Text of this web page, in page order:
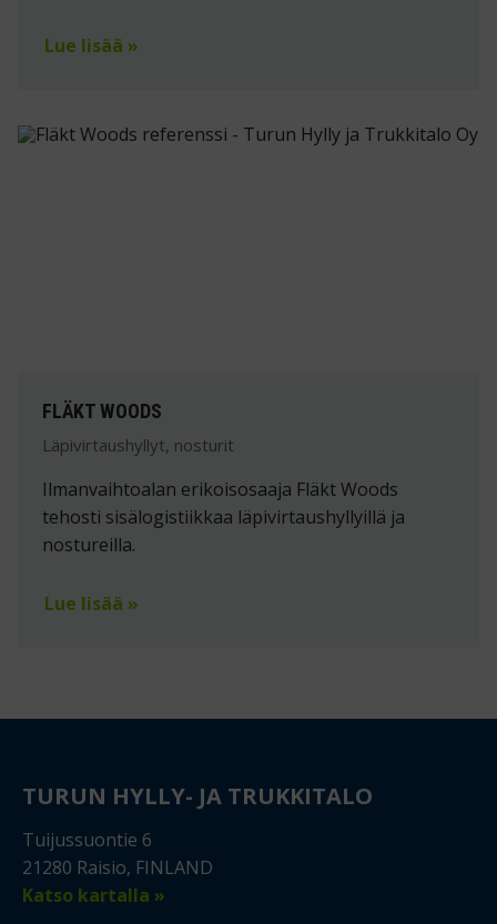
Lue lisää »
FLÄKT WOODS
Läpivirtaushyllyt, nosturit
Ilmanvaihtoalan erikoisosaaja Fläkt Woods
tehosti sisälogistiikkaa läpivirtaushyllyillä ja
nostureilla.
Lue lisää »
TURUN HYLLY- JA TRUKKITALO
Tuijussuontie 6
21280 Raisio, FINLAND
Katso kartalla »